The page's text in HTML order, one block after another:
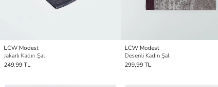
LCW Modest
Jakarlı Kadın Şal
249,99 TL
LCW Modest
Desenli Kadın Şal
299,99 TL